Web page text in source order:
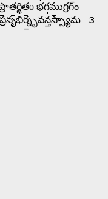
భ॑గము॒గ్రగ్ం
|| ౩ ||